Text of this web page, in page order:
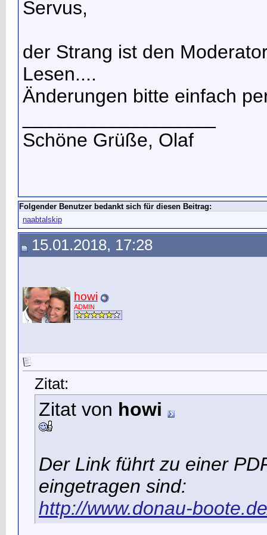
Servus,
der Strang ist den
Lesen....
Änderungen bitte einfach
Schöne Grüße, Olaf
Folgender Benutzer bedankt sich für diesen Beitrag:
naabtalskip
15.01.2018, 17:28
howi
ADMIN
Zitat:
Zitat von howi
Der Link führt zu einer
eingetragen sind:
http://www.donau-